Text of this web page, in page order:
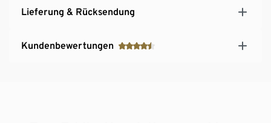
Lieferung & Rücksendung
Kundenbewertungen